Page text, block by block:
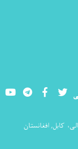
YoutubeLinkedInFacebook
کابل, افغانستان